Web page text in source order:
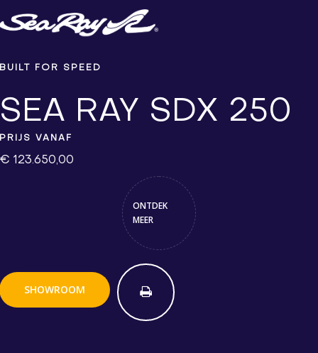
FOR SPEED
RAY SDX 250
VANAF
123.650,00
ONTDEK
MEER
SHOWROOM